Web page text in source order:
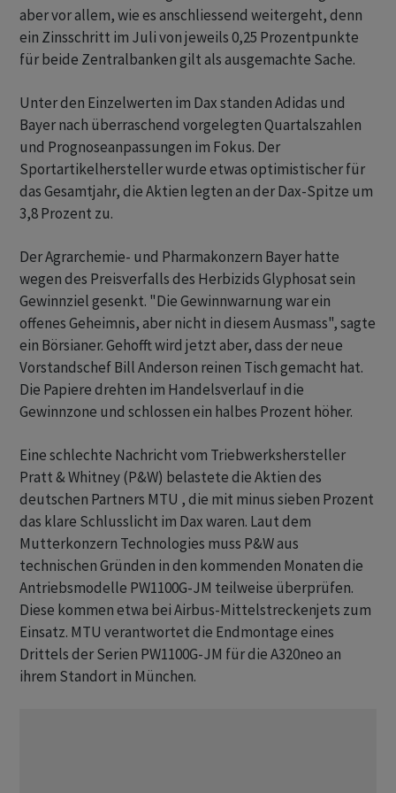
aber vor allem, wie es anschliessend weitergeht, denn
ein Zinsschritt im Juli von jeweils 0,25 Prozentpunkte
für beide Zentralbanken gilt als ausgemachte Sache.
Unter den Einzelwerten im Dax standen Adidas und
Bayer nach überraschend vorgelegten Quartalszahlen
und Prognoseanpassungen im Fokus. Der
Sportartikelhersteller wurde etwas optimistischer für
das Gesamtjahr, die Aktien legten an der Dax-Spitze um
3,8 Prozent zu.
Der Agrarchemie- und Pharmakonzern Bayer hatte
wegen des Preisverfalls des Herbizids Glyphosat sein
Gewinnziel gesenkt. "Die Gewinnwarnung war ein
offenes Geheimnis, aber nicht in diesem Ausmass", sagte
ein Börsianer. Gehofft wird jetzt aber, dass der neue
Vorstandschef Bill Anderson reinen Tisch gemacht hat.
Die Papiere drehten im Handelsverlauf in die
Gewinnzone und schlossen ein halbes Prozent höher.
Eine schlechte Nachricht vom Triebwerkshersteller
Pratt & Whitney (P&W) belastete die Aktien des
deutschen Partners MTU , die mit minus sieben Prozent
das klare Schlusslicht im Dax waren. Laut dem
Mutterkonzern Technologies muss P&W aus
technischen Gründen in den kommenden Monaten die
Antriebsmodelle PW1100G-JM teilweise überprüfen.
Diese kommen etwa bei Airbus-Mittelstreckenjets zum
Einsatz. MTU verantwortet die Endmontage eines
Drittels der Serien PW1100G-JM für die A320neo an
ihrem Standort in München.